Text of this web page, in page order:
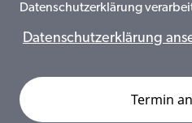
Datenschutzerklärung
Datenschutzerklärung